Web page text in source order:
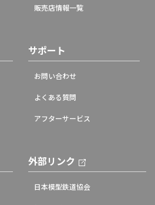
販売店情報一覧
サポート
お問い合わせ
よくある質問
アフターサービス
外部リンク
日本模型鉄道協会